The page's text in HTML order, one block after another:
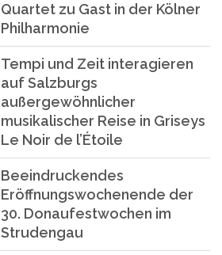
Quartet zu Gast in der Kölner
Philharmonie
Tempi und Zeit interagieren
auf Salzburgs
außergewöhnlicher
musikalischer Reise in Griseys
Le Noir de l’Étoile
Beeindruckendes
Eröffnungswochenende der
30. Donaufestwochen im
Strudengau